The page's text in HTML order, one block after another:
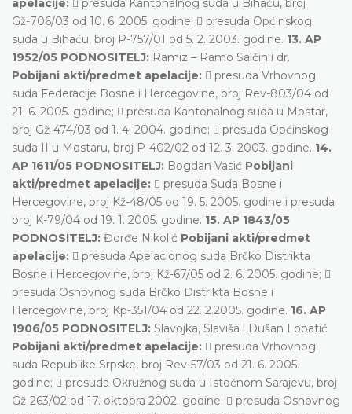
apelacije:  presuda Kantonalnog suda u Bihaću, broj
Gž-706/03 od 10. 6. 2005. godine;  presuda Općinskog
suda u Bihaću, broj P-757/01 od 5. 2. 2003. godine. 13. AP
1952/05 PODNOSITELJ: Ramiz – Ramo Salčin i dr.
Pobijani akti/predmet apelacije:  presuda Vrhovnog
suda Federacije Bosne i Hercegovine, broj Rev-803/04 od
21. 6. 2005. godine;  presuda Kantonalnog suda u Mostar,
broj Gž-474/03 od 1. 4. 2004. godine;  presuda Općinskog
suda II u Mostaru, broj P-402/02 od 12. 3. 2003. godine. 14.
AP 1611/05 PODNOSITELJ: Bogdan Vasić Pobijani
akti/predmet apelacije:  presuda Suda Bosne i
Hercegovine, broj Kž-48/05 od 19. 5. 2005. godine i presuda
broj K-79/04 od 19. 1. 2005. godine. 15. AP 1843/05
PODNOSITELJ: Đorđe Nikolić Pobijani akti/predmet
apelacije:  presuda Apelacionog suda Brčko Distrikta
Bosne i Hercegovine, broj Kž-67/05 od 2. 6. 2005. godine; 
presuda Osnovnog suda Brčko Distrikta Bosne i
Hercegovine, broj Kp-351/04 od 22. 2.2005. godine. 16. AP
1906/05 PODNOSITELJ: Slavojka, Slaviša i Dušan Lopatić
Pobijani akti/predmet apelacije:  presuda Vrhovnog
suda Republike Srpske, broj Rev-57/03 od 21. 6. 2005.
godine;  presuda Okružnog suda u Istočnom Sarajevu, broj
Gž-263/02 od 17. oktobra 2002. godine;  presuda Osnovnog